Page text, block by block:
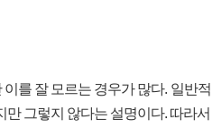
를 잘 모르는 경우가 많다. 일반적
그렇지 않다는 설명이다. 따라서